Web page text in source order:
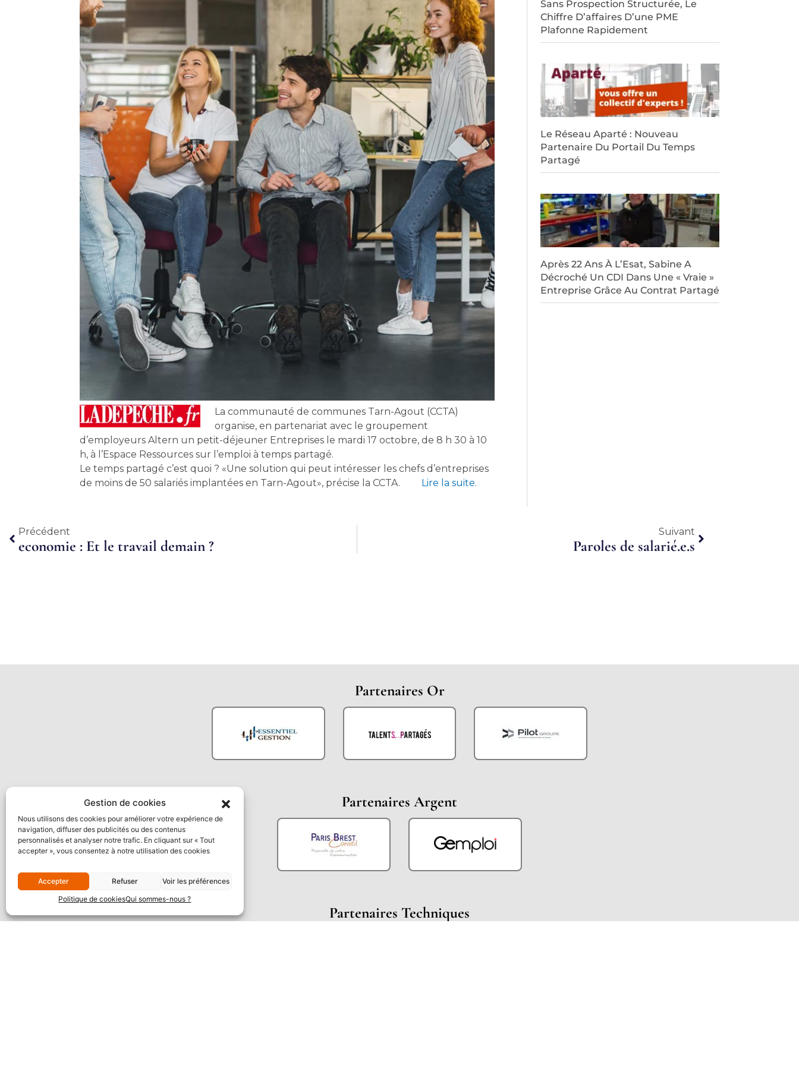
Gestion de cookies
Nous utilisons des cookies pour améliorer votre expérience de
navigation, diffuser des publicités ou des contenus
personnalisés et analyser notre trafic. En cliquant sur « Tout
accepter », vous consentez à notre utilisation des cookies
Accepter Refuser
Voir les préférences
Politique de cookiesQui sommes-nous ?
La communauté de communes Tarn-Agout (CCTA)
organise, en partenariat avec le groupement
d’employeurs Altern un petit-déjeuner Entreprises le mardi 17 octobre, de 8 h 30 à 10
h, à l’Espace Ressources sur l’emploi à temps partagé.
Le temps partagé c’est quoi ? «Une solution qui peut intéresser les chefs d’entreprises
de moins de 50 salariés implantées en Tarn-Agout», précise la CCTA. Lire la suite.
Sans Prospection Structurée, Le
Chiffre D’affaires D’une PME
Plafonne Rapidement
Le Réseau Aparté : Nouveau
Partenaire Du Portail Du Temps
Partagé
Après 22 Ans À L’Esat, Sabine A
Décroché Un CDI Dans Une « Vraie »
Entreprise Grâce Au Contrat Partagé
Précédent
Précédent
economie : Et le travail demain ?
Suivant
Paroles de salarié.e.s
Partenaires Or
Partenaires Argent
Partenaires Techniques